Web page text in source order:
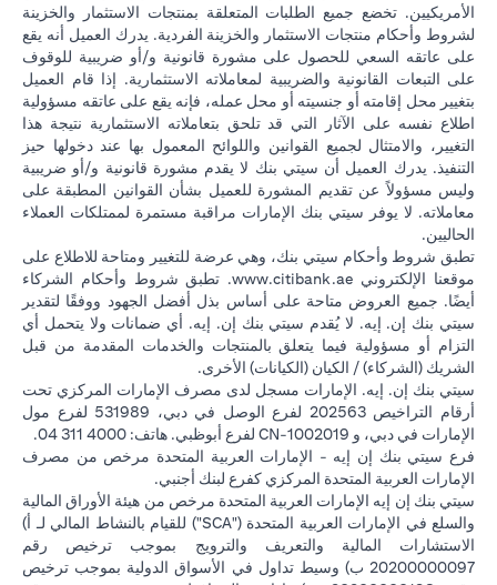
الأمريكيين. تخضع جميع الطلبات المتعلقة بمنتجات الاستثمار والخزينة
لشروط وأحكام منتجات الاستثمار والخزينة الفردية. يدرك العميل أنه يقع
على عاتقه السعي للحصول على مشورة قانونية و/أو ضريبية للوقوف
على التبعات القانونية والضريبية لمعاملاته الاستثمارية. إذا قام العميل
بتغيير محل إقامته أو جنسيته أو محل عمله، فإنه يقع على عاتقه مسؤولية
اطلاع نفسه على الآثار التي قد تلحق بتعاملاته الاستثمارية نتيجة هذا
التغيير، والامتثال لجميع القوانين واللوائح المعمول بها عند دخولها حيز
التنفيذ. يدرك العميل أن سيتي بنك لا يقدم مشورة قانونية و/أو ضريبية
وليس مسؤولاً عن تقديم المشورة للعميل بشأن القوانين المطبقة على
معاملاته. لا يوفر سيتي بنك الإمارات مراقبة مستمرة لممتلكات العملاء
الحاليين.
تطبق شروط وأحكام سيتي بنك، وهي عرضة للتغيير ومتاحة للاطلاع على
موقعنا الإلكتروني www.citibank.ae
(opens in a new tab). تطبق شروط وأحكام الشركاء
أيضًا. جميع العروض متاحة على أساس بذل أفضل الجهود ووفقًا لتقدير
سيتي بنك إن. إيه. لا يُقدم سيتي بنك إن. إيه. أي ضمانات ولا يتحمل أي
التزام أو مسؤولية فيما يتعلق بالمنتجات والخدمات المقدمة من قبل
الشريك (الشركاء) / الكيان (الكيانات) الأخرى.
سيتي بنك إن. إيه. الإمارات مسجل لدى مصرف الإمارات المركزي تحت
أرقام التراخيص 202563 لفرع الوصل في دبي، 531989 لفرع مول
الإمارات في دبي، و CN-1002019 لفرع أبوظبي. هاتف: 4000 311 04.
فرع سيتي بنك إن إيه - الإمارات العربية المتحدة مرخص من مصرف
الإمارات العربية المتحدة المركزي كفرع لبنك أجنبي.
سيتي بنك إن إيه الإمارات العربية المتحدة مرخص من هيئة الأوراق المالية
والسلع في الإمارات العربية المتحدة ("SCA") للقيام بالنشاط المالي لـ أ)
الاستشارات المالية والتعريف والترويج بموجب ترخيص رقم
20200000097 ب) وسيط تداول في الأسواق الدولية بموجب ترخيص